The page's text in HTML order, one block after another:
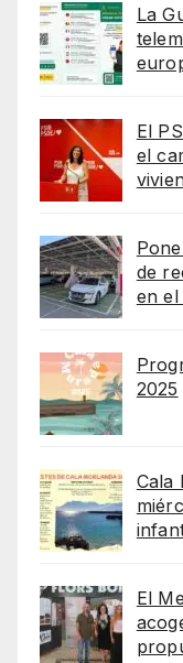
La
El
el
de
en
2025
Cala
El